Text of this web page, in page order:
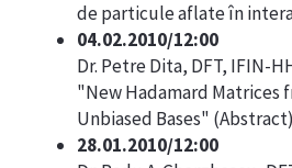
de particule aflate în
04.02.2010/12:00
Dr. Petre Dita, DFT, IFIN-
"New Hadamard Matrices
Unbiased Bases" (Abstract)
28.01.2010/12:00